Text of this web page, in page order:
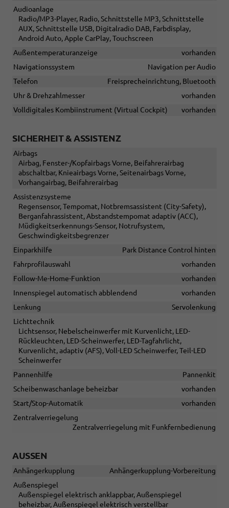
Audioanlage
Radio/MP3-Player, Radio, Schnittstelle MP3, Schnittstelle
AUX, Schnittstelle USB, Digitalradio DAB, Farbdisplay,
Android Auto, Apple CarPlay, Touchscreen
Außentemperaturanzeige
vorhanden
Navigationssystem
Navigation per Audio
Telefon
Freisprecheinrichtung, Bluetooth
Uhr & Drehzahlmesser
vorhanden
Volldigitales Kombiinstrument (Virtual Cockpit)
vorhanden
SICHERHEIT & ASSISTENZ
Airbags
Airbag, Fenster-/Kopfairbags Vorne, Beifahrerairbag
abschaltbar, Knieairbags Vorne, Seitenairbags Vorne,
Vorhangairbag, Beifahrerairbag
Assistenzsysteme
Regensensor, Tempomat, Notbremsassistent (City-Safety),
Berganfahrassistent, Abstandstempomat adaptiv (ACC),
Müdigkeitserkennungs-Sensor, Notrufsystem,
Geschwindigkeitsbegrenzer
Einparkhilfe
Park Distance Control hinten
Fahrprofilauswahl
vorhanden
Follow-Me-Home-Funktion
vorhanden
Innenspiegel automatisch abblendend
vorhanden
Lenkung
Servolenkung
Lichttechnik
Lichtsensor, Nebelscheinwerfer mit Kurvenlicht, LED-
Rückleuchten, LED-Scheinwerfer, LED-Tagfahrlicht,
Kurvenlicht, adaptiv (AFS), Voll-LED Scheinwerfer, Teil-LED
Scheinwerfer
Pannenhilfe
Pannenkit
Scheibenwaschanlage beheizbar
vorhanden
Start/Stop-Automatik
vorhanden
Zentralverriegelung
Zentralverriegelung mit Funkfernbedienung
AUSSEN
Anhängerkupplung
Anhängerkupplung-Vorbereitung
Außenspiegel
Außenspiegel elektrisch anklappbar, Außenspiegel
beheizbar, Außenspiegel elektrisch verstellbar